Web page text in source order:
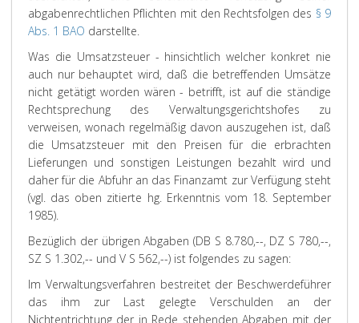
abgabenrechtlichen Pflichten mit den Rechtsfolgen des § 9
Abs. 1 BAO darstellte.
Was die Umsatzsteuer - hinsichtlich welcher konkret nie
auch nur behauptet wird, daß die betreffenden Umsätze
nicht getätigt worden wären - betrifft, ist auf die ständige
Rechtsprechung des Verwaltungsgerichtshofes zu
verweisen, wonach regelmäßig davon auszugehen ist, daß
die Umsatzsteuer mit den Preisen für die erbrachten
Lieferungen und sonstigen Leistungen bezahlt wird und
daher für die Abfuhr an das Finanzamt zur Verfügung steht
(vgl. das oben zitierte hg. Erkenntnis vom 18. September
1985).
Bezüglich der übrigen Abgaben (DB S 8.780,--, DZ S 780,--,
SZ S 1.302,-- und V S 562,--) ist folgendes zu sagen:
Im Verwaltungsverfahren bestreitet der Beschwerdeführer
das ihm zur Last gelegte Verschulden an der
Nichtentrichtung der in Rede stehenden Abgaben mit der